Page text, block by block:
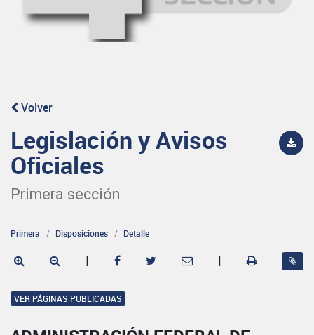
Volver
Legislación y Avisos
Oficiales
Primera sección
Primera Disposiciones Detalle
| |
VER PÁGINAS PUBLICADAS